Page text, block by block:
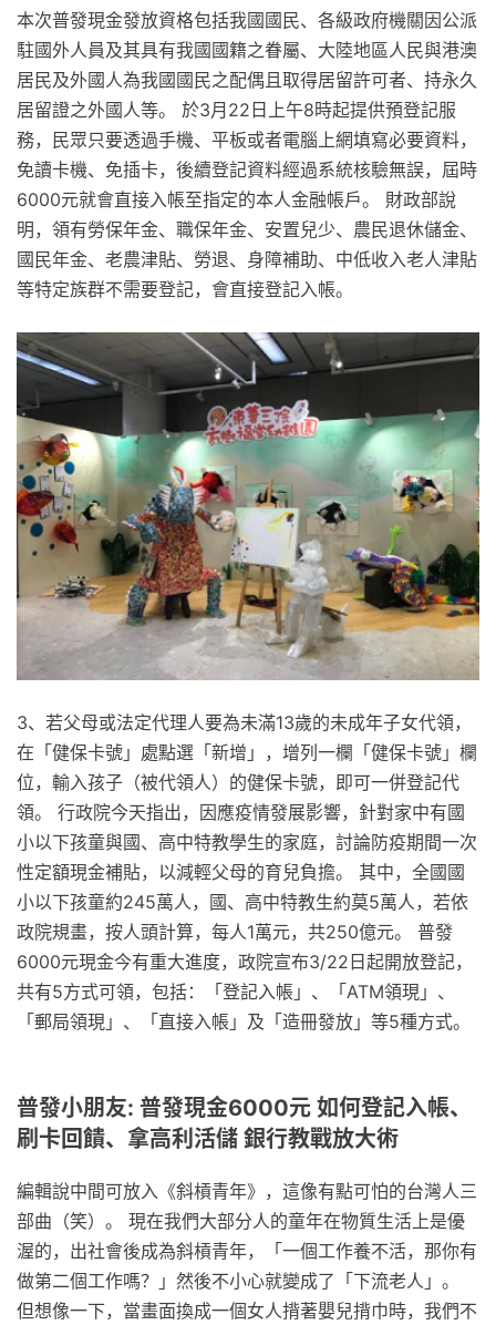
本次普發現金發放資格包括我國國民、各級政府機關因公派
駐國外人員及其具有我國國籍之眷屬、大陸地區人民與港澳
居民及外國人為我國國民之配偶且取得居留許可者、持永久
居留證之外國人等。 於3月22日上午8時起提供預登記服
務，民眾只要透過手機、平板或者電腦上網填寫必要資料，
免讀卡機、免插卡，後續登記資料經過系統核驗無誤，屆時
6000元就會直接入帳至指定的本人金融帳戶。 財政部說
明，領有勞保年金、職保年金、安置兒少、農民退休儲金、
國民年金、老農津貼、勞退、身障補助、中低收入老人津貼
等特定族群不需要登記，會直接登記入帳。
3、若父母或法定代理人要為未滿13歲的未成年子女代領，
在「健保卡號」處點選「新增」，增列一欄「健保卡號」欄
位，輸入孩子（被代領人）的健保卡號，即可一併登記代
領。 行政院今天指出，因應疫情發展影響，針對家中有國
小以下孩童與國、高中特教學生的家庭，討論防疫期間一次
性定額現金補貼，以減輕父母的育兒負擔。 其中，全國國
小以下孩童約245萬人，國、高中特教生約莫5萬人，若依
政院規畫，按人頭計算，每人1萬元，共250億元。 普發
6000元現金今有重大進度，政院宣布3/22日起開放登記，
共有5方式可領，包括：「登記入帳」、「ATM領現」、
「郵局領現」、「直接入帳」及「造冊發放」等5種方式。
普發小朋友: 普發現金6000元 如何登記入帳、
刷卡回饋、拿高利活儲 銀行教戰放大術
編輯說中間可放入《斜槓青年》，這像有點可怕的台灣人三
部曲（笑）。 現在我們大部分人的童年在物質生活上是優
渥的，出社會後成為斜槓青年，「一個工作養不活，那你有
做第二個工作嗎？」然後不小心就變成了「下流老人」。
但想像一下，當畫面換成一個女人揹著嬰兒揹巾時，我們不